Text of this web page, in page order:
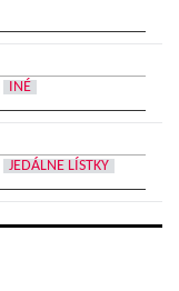
INÉ
JEDÁLNE LÍSTKY